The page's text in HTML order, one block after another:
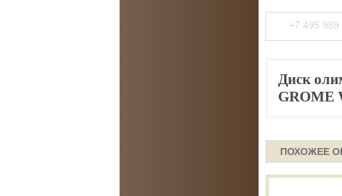
+7 495 989
Диск
GROME
ПОХОЖЕЕ